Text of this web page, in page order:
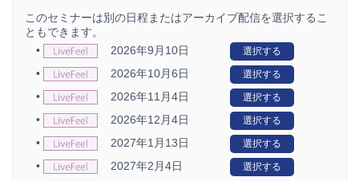
このセミナーは別の日程またはアーカイブ配信を選択するこ
ともできます。
•
2026年9月10日 選択する
• 2026年10月6日 選択する
• 2026年11月4日 選択する
• 2026年12月4日 選択する
• 2027年1月13日 選択する
• 2027年2月4日 選択する